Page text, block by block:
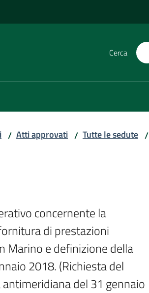
Cerca
/ Atti approvati / Tutte le sedute /
concernente la
di prestazioni
Marino e definizione della
2018. (Richiesta del
del 31 gennaio